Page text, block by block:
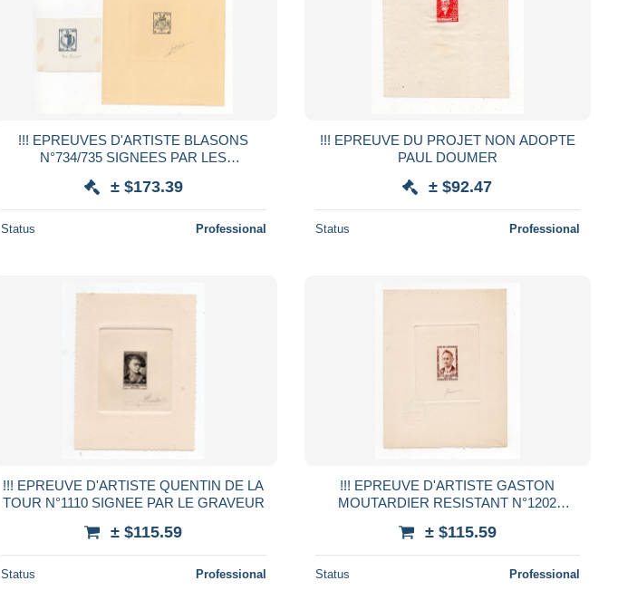
!!! EPREUVES D'ARTISTE BLASONS
N°734/735 SIGNEES PAR LES
± $173.39
Status Professional
!!! EPREUVE DU PROJET NON ADOPTE
PAUL DOUMER
± $92.47
Status Professional
!!! EPREUVE D'ARTISTE QUENTIN DE LA
TOUR N°1110 SIGNEE PAR LE GRAVEUR
± $115.59
Status Professional
!!! EPREUVE D'ARTISTE GASTON
MOUTARDIER RESISTANT N°1202
± $115.59
Status Professional